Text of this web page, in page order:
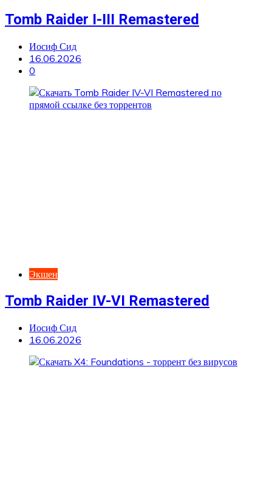
Tomb Raider I-III Remastered
Иосиф Сид
16.06.2026
0
Экшен
Tomb Raider IV-VI Remastered
Иосиф Сид
16.06.2026